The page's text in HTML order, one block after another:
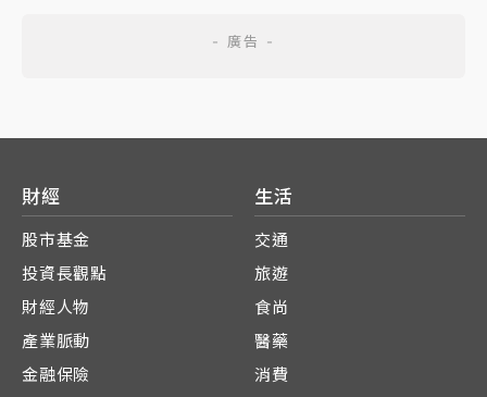
財經
股市基金
投資長觀點
財經人物
產業脈動
金融保險
生活
交通
旅遊
食尚
醫藥
消費